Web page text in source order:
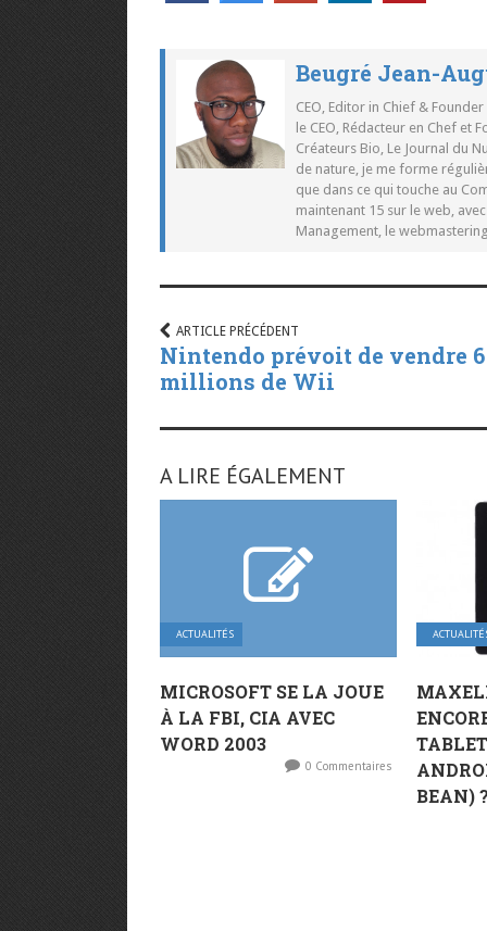
Beugré Jean-
CEO, Editor in Chief &
le CEO, Rédacteur en Chef et
Créateurs Bio, Le Journal du
de nature, je me forme
que dans ce qui touche au
maintenant 15 sur le web,
Management, le
ARTICLE PRÉCÉDENT
Nintendo prévoit de vendre 6
millions de Wii
A LIRE ÉGALEMENT
ACTUALITÉS
MICROSOFT SE LA JOUE
À LA FBI, CIA AVEC
WORD 2003
0 Commentaires
BEAN)